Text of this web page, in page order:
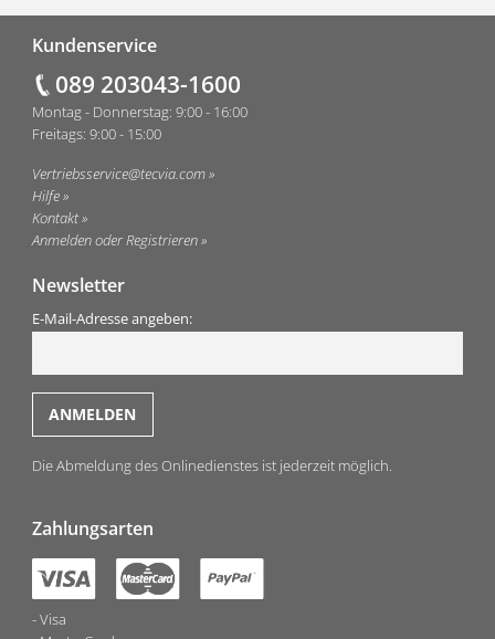
Kundenservice
089 203043-1600
Montag - Donnerstag: 9:00 - 16:00
Freitags: 9:00 - 15:00
Vertriebsservice@tecvia.com
Hilfe
Kontakt
Anmelden oder Registrieren
Newsletter
E-Mail-Adresse angeben:
Die Abmeldung des Onlinedienstes ist jederzeit möglich.
Zahlungsarten
Visa